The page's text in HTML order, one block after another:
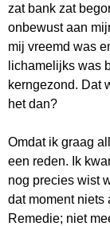
zat bank zat
onbewust aan
mij vreemd was
lichamelijks was
kerngezond. Dat
het dan?
Omdat ik graag
een reden. Ik
nog precies wist
dat moment niets
Remedie; niet